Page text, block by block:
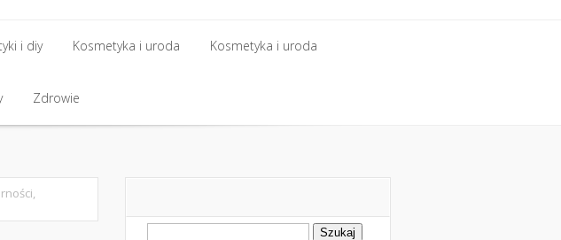
i diy
i diy
Kosmetyka i uroda
Kosmetyka i uroda
Kosmetyka i uroda
Zdrowie
Szukaj: